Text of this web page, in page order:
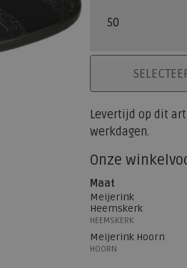
50
PLAATS IN
Levertijd op dit
werkdagen.
Onze
Maat
Meijerink
Heemskerk
HEEMSKERK
Meijerink Hoorn
HOORN